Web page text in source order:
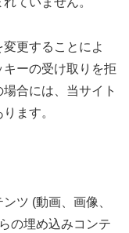
更することによ
キーの受け取りを拒
合には、当サイト
ます。
ツ (動画、画像、
の埋め込みコンテ